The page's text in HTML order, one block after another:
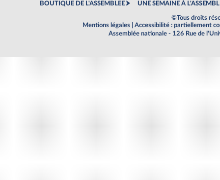
BOUTIQUE DE L'ASSEMBLEE UNE SEMAINE À
©Tous droits
Mentions légales
Accessibilité : partiellement
Assemblée nationale - 126 Rue de